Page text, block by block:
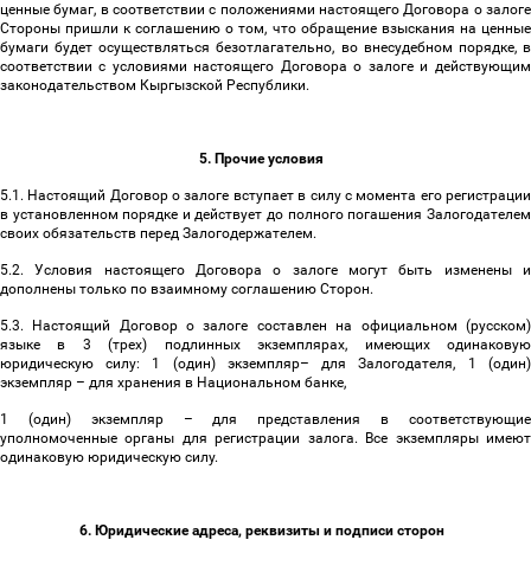
ценные бумаг, в соответствии с положениями настоящего Договора о залоге
Стороны пришли к соглашению о том, что обращение взыскания на ценные
бумаги будет осуществляться безотлагательно, во внесудебном порядке, в
соответствии с условиями настоящего Договора о залоге и действующим
законодательством Кыргызской Республики.
5. Прочие условия
5.1. Настоящий Договор о залоге вступает в силу с момента его регистрации
в установленном порядке и действует до полного погашения Залогодателем
своих обязательств перед Залогодержателем.
5.2. Условия настоящего Договора о залоге могут быть изменены и
дополнены только по взаимному соглашению Сторон.
5.3. Настоящий Договор о залоге составлен на официальном (русском)
языке в 3 (трех) подлинных экземплярах, имеющих одинаковую
юридическую силу: 1 (один) экземпляр– для Залогодателя, 1 (один)
экземпляр – для хранения в Национальном банке,
1 (один) экземпляр – для представления в соответствующие
уполномоченные органы для регистрации залога. Все экземпляры имеют
одинаковую юридическую силу.
6. Юридические адреса, реквизиты и подписи сторон